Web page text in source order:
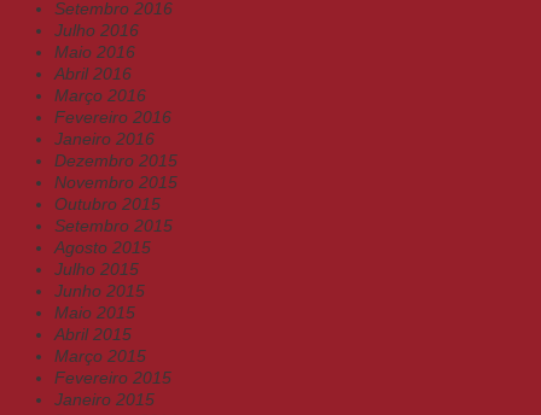
Setembro 2016
Julho 2016
Maio 2016
Abril 2016
Março 2016
Fevereiro 2016
Janeiro 2016
Dezembro 2015
Novembro 2015
Outubro 2015
Setembro 2015
Agosto 2015
Julho 2015
Junho 2015
Maio 2015
Abril 2015
Março 2015
Fevereiro 2015
Janeiro 2015